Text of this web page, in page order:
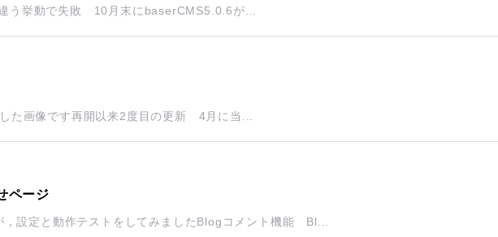
う挙動で失敗 10月末にbaserCMS5.0.6が...
た画像です再開以来2度目の更新 4月に当...
ページ
設定と動作テストをしてみましたBlogコメント機能 Bl...